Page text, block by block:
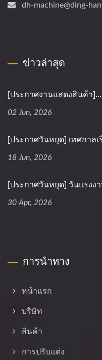
dh-machine@ding-
ข่าวล่าสุด
[ประกาศงานแสดงสินค้า]...
02 Jun, 2026
[ประกาศวันหยุด] เทศกาลเ
18 Jun, 2026
[ประกาศวันหยุด] วันแรงง
30 Apr, 2026
การนำทาง
หน้าแรก
บริษัท
สินค้า
การปรับแต่ง